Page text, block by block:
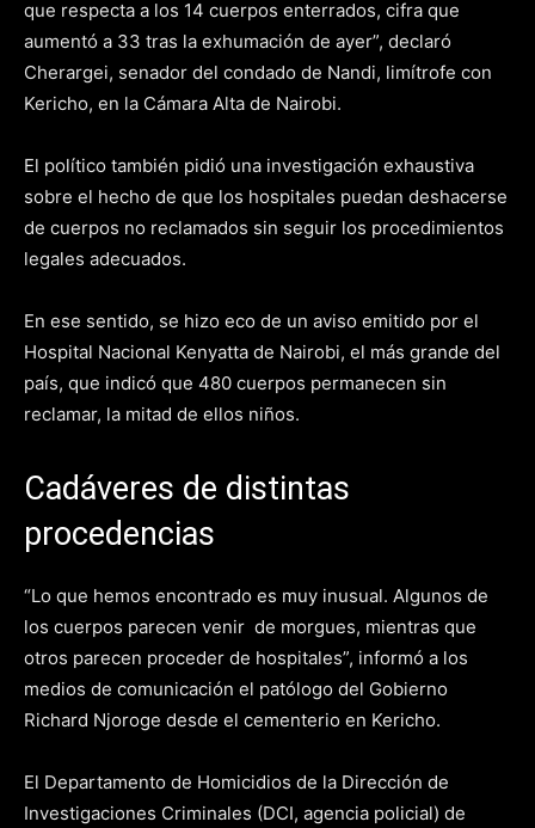
que respecta a los 14 cuerpos enterrados, cifra que
aumentó a 33 tras la exhumación de ayer”, declaró
Cherargei, senador del condado de Nandi, limítrofe con
Kericho, en la Cámara Alta de Nairobi.
El político también pidió una investigación exhaustiva
sobre el hecho de que los hospitales puedan deshacerse
de cuerpos no reclamados sin seguir los procedimientos
legales adecuados.
En ese sentido, se hizo eco de un aviso emitido por el
Hospital Nacional Kenyatta de Nairobi, el más grande del
país, que indicó que 480 cuerpos permanecen sin
reclamar, la mitad de ellos niños.
Cadáveres de distintas
procedencias
“Lo que hemos encontrado es muy inusual. Algunos de
los cuerpos parecen venir de morgues, mientras que
otros parecen proceder de hospitales”, informó a los
medios de comunicación el patólogo del Gobierno
Richard Njoroge desde el cementerio en Kericho.
El Departamento de Homicidios de la Dirección de
Investigaciones Criminales (DCI, agencia policial) de